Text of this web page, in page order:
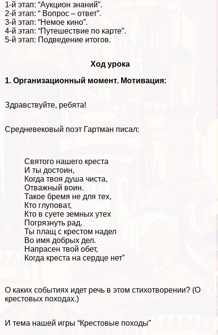
1-й этап: “Аукцион знаний”.
2-й этап: “ Вопрос – ответ”.
3-й этап: “Немое кино”.
4-й этап: “Путешествие по карте”.
5-й этап: Подведение итогов.
Ход урока
1. Организационный момент. Мотивация:
Здравствуйте, ребята!
Средневековый поэт Гартман писал:
Святого нашего креста
И ты достоин,
Когда твоя душа чиста,
Отважный воин.
Такое бремя не для тех,
Кто глуповат,
Кто в суете земных утех
Погрязнуть рад.
Ты плащ с крестом надел
Во имя добрых дел.
Напрасен твой обет,
Когда креста на сердце нет”
О каких событиях идет речь в этом стихотворении? (О
крестовых походах.)
И тема нашей игры “Крестовые походы”